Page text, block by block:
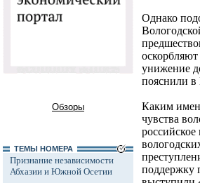
Обзоры
ТЕМЫ НОМЕРА
Признание независимости
Абхазии и Южной Осетии
Однако
унижение
пояснили в
Каким
чувства
поддержку